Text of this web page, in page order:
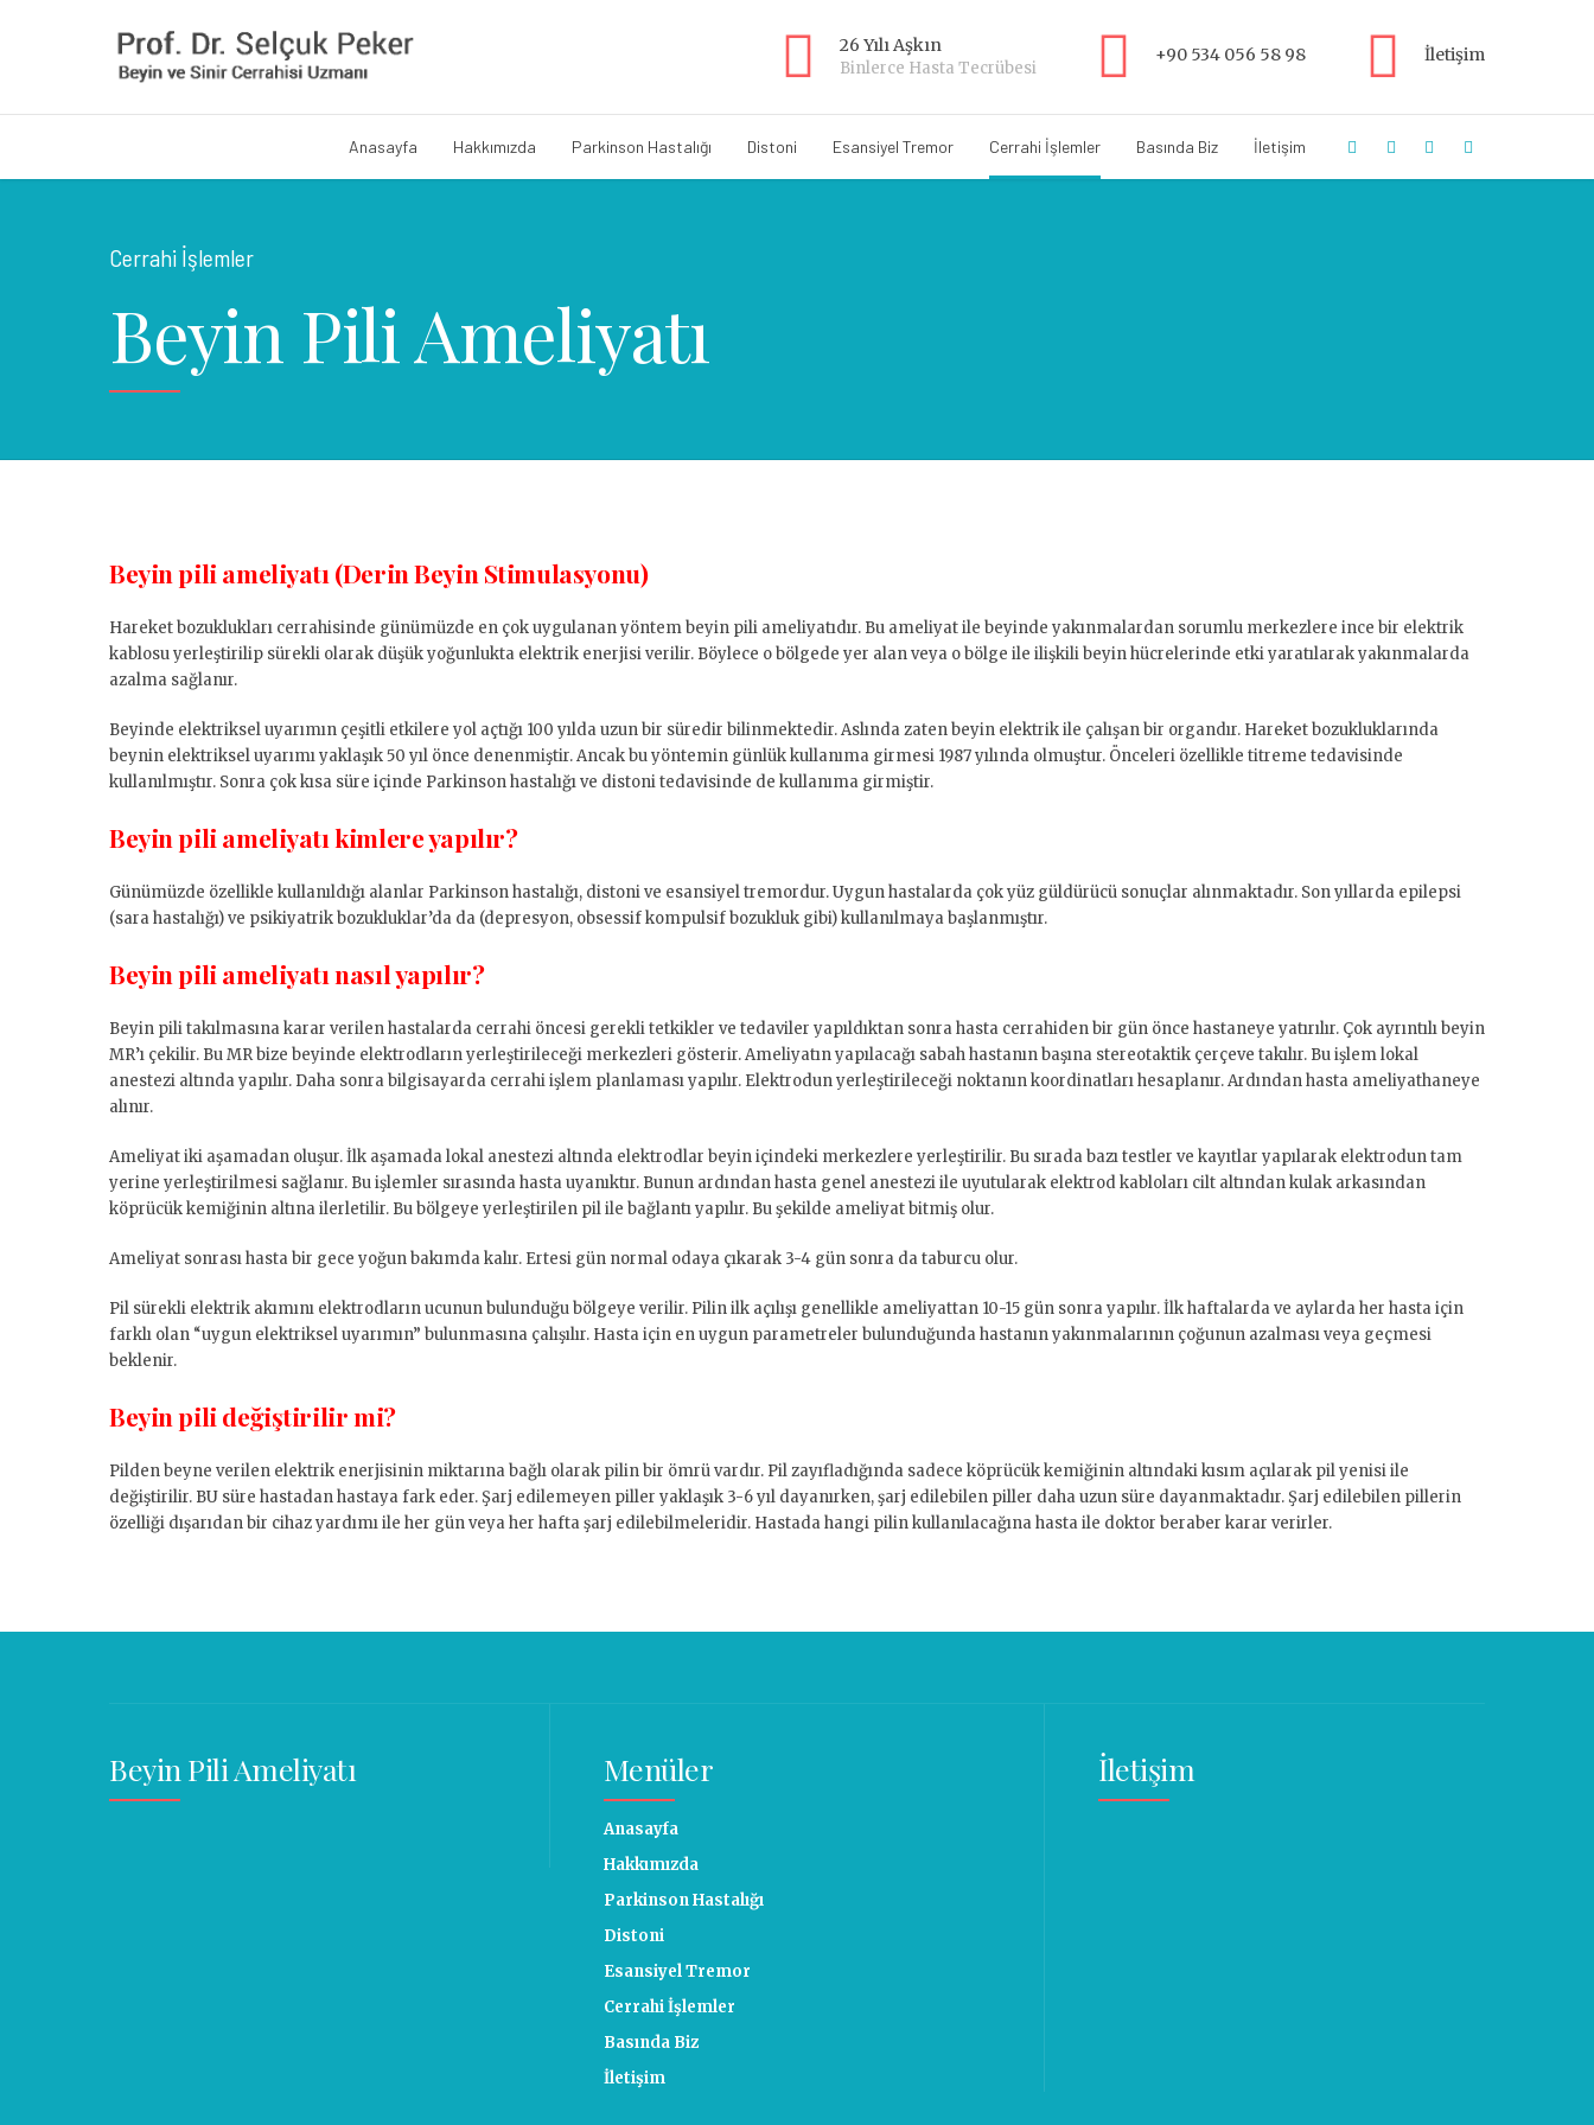
26 Yılı Aşkın
Binlerce Hasta Tecrübesi
+90 534 056 58 98 İletişim
Anasayfa Hakkımızda Parkinson Hastalığı Distoni Esansiyel Tremor Cerrahi İşlemler Basında Biz İletişim
Cerrahi İşlemler
Beyin Pili Ameliyatı
Beyin pili ameliyatı (Derin Beyin Stimulasyonu)
Hareket bozuklukları cerrahisinde günümüzde en çok uygulanan yöntem beyin pili ameliyatıdır. Bu ameliyat ile beyinde yakınmalardan sorumlu merkezlere ince bir elektrik
kablosu yerleştirilip sürekli olarak düşük yoğunlukta elektrik enerjisi verilir. Böylece o bölgede yer alan veya o bölge ile ilişkili beyin hücrelerinde etki yaratılarak yakınmalarda
azalma sağlanır.
Beyinde elektriksel uyarımın çeşitli etkilere yol açtığı 100 yılda uzun bir süredir bilinmektedir. Aslında zaten beyin elektrik ile çalışan bir organdır. Hareket bozukluklarında
beynin elektriksel uyarımı yaklaşık 50 yıl önce denenmiştir. Ancak bu yöntemin günlük kullanıma girmesi 1987 yılında olmuştur. Önceleri özellikle titreme tedavisinde
kullanılmıştır. Sonra çok kısa süre içinde Parkinson hastalığı ve distoni tedavisinde de kullanıma girmiştir.
Beyin pili ameliyatı kimlere yapılır?
Günümüzde özellikle kullanıldığı alanlar Parkinson hastalığı, distoni ve esansiyel tremordur. Uygun hastalarda çok yüz güldürücü sonuçlar alınmaktadır. Son yıllarda epilepsi
(sara hastalığı) ve psikiyatrik bozukluklar’da da (depresyon, obsessif kompulsif bozukluk gibi) kullanılmaya başlanmıştır.
Beyin pili ameliyatı nasıl yapılır?
Beyin pili takılmasına karar verilen hastalarda cerrahi öncesi gerekli tetkikler ve tedaviler yapıldıktan sonra hasta cerrahiden bir gün önce hastaneye yatırılır. Çok ayrıntılı beyin
MR’ı çekilir. Bu MR bize beyinde elektrodların yerleştirileceği merkezleri gösterir. Ameliyatın yapılacağı sabah hastanın başına stereotaktik çerçeve takılır. Bu işlem lokal
anestezi altında yapılır. Daha sonra bilgisayarda cerrahi işlem planlaması yapılır. Elektrodun yerleştirileceği noktanın koordinatları hesaplanır. Ardından hasta ameliyathaneye
alınır.
Ameliyat iki aşamadan oluşur. İlk aşamada lokal anestezi altında elektrodlar beyin içindeki merkezlere yerleştirilir. Bu sırada bazı testler ve kayıtlar yapılarak elektrodun tam
yerine yerleştirilmesi sağlanır. Bu işlemler sırasında hasta uyanıktır. Bunun ardından hasta genel anestezi ile uyutularak elektrod kabloları cilt altından kulak arkasından
köprücük kemiğinin altına ilerletilir. Bu bölgeye yerleştirilen pil ile bağlantı yapılır. Bu şekilde ameliyat bitmiş olur.
Ameliyat sonrası hasta bir gece yoğun bakımda kalır. Ertesi gün normal odaya çıkarak 3-4 gün sonra da taburcu olur.
Pil sürekli elektrik akımını elektrodların ucunun bulunduğu bölgeye verilir. Pilin ilk açılışı genellikle ameliyattan 10-15 gün sonra yapılır. İlk haftalarda ve aylarda her hasta için
farklı olan “uygun elektriksel uyarımın” bulunmasına çalışılır. Hasta için en uygun parametreler bulunduğunda hastanın yakınmalarının çoğunun azalması veya geçmesi
beklenir.
Beyin pili değiştirilir mi?
Pilden beyne verilen elektrik enerjisinin miktarına bağlı olarak pilin bir ömrü vardır. Pil zayıfladığında sadece köprücük kemiğinin altındaki kısım açılarak pil yenisi ile
değiştirilir. BU süre hastadan hastaya fark eder. Şarj edilemeyen piller yaklaşık 3-6 yıl dayanırken, şarj edilebilen piller daha uzun süre dayanmaktadır. Şarj edilebilen pillerin
özelliği dışarıdan bir cihaz yardımı ile her gün veya her hafta şarj edilebilmeleridir. Hastada hangi pilin kullanılacağına hasta ile doktor beraber karar verirler.
Beyin Pili Ameliyatı Menüler
Anasayfa
Hakkımızda
Parkinson Hastalığı
Distoni
Esansiyel Tremor
Cerrahi İşlemler
Basında Biz
İletişim
İletişim